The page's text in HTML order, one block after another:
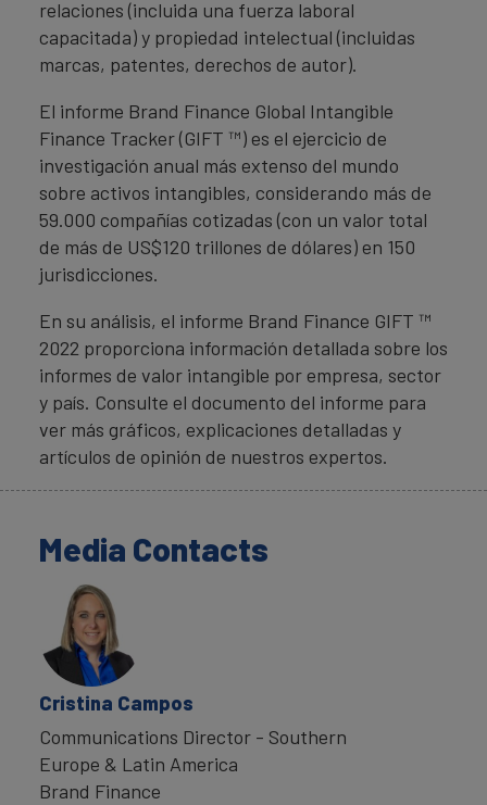
relaciones (incluida una fuerza laboral
capacitada) y propiedad intelectual (incluidas
marcas, patentes, derechos de autor).
El informe Brand Finance Global Intangible
Finance Tracker (GIFT ™) es el ejercicio de
investigación anual más extenso del mundo
sobre activos intangibles, considerando más de
59.000 compañías cotizadas (con un valor total
de más de US$120 trillones de dólares) en 150
jurisdicciones.
En su análisis, el informe Brand Finance GIFT ™
2022 proporciona información detallada sobre los
informes de valor intangible por empresa, sector
y país. Consulte el documento del informe para
ver más gráficos, explicaciones detalladas y
artículos de opinión de nuestros expertos.
Media Contacts
Cristina Campos
Communications Director - Southern
Europe & Latin America
Brand Finance